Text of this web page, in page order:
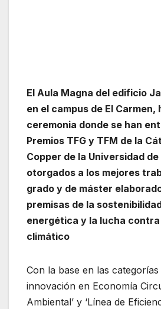
El Aula Magna del edificio
en el campus de El Carmen,
ceremonia donde se han
Premios TFG y TFM de la
Copper de la Universidad
otorgados a los mejores
grado y de máster
premisas de la
energética y la lucha
climático
Con la base en las categorías
innovación en Economía
Ambiental’ y ‘Línea de